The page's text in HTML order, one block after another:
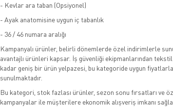
- Kevlar ara taban (Opsiyonel)
- Ayak anatomisine uygun iç tabanlık
- 36 / 46 numara aralığı
Kampanyalı ürünler, belirli dönemlerde özel indirimlerle
avantajlı ürünleri kapsar. İş güvenliği ekipmanlarından
kadar geniş bir ürün yelpazesi, bu kategoride uygun fiyatlarla
sunulmaktadır.
Bu kategori, stok fazlası ürünler, sezon sonu fırsatları ve
kampanyalar ile müşterilere ekonomik alışveriş imkanı